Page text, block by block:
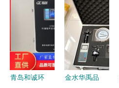
青岛和诚环
金水华禹品